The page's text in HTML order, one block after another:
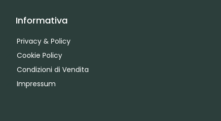
Informativa
Privacy & Policy
Cookie Policy
Condizioni di Vendita
Impressum